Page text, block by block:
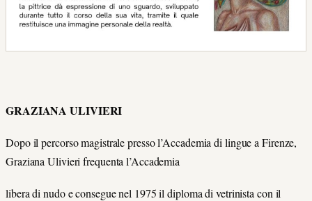
GRAZIANA ULIVIERI
Dopo il percorso magistrale presso l’Accademia di lingue a Firenze,
Graziana Ulivieri frequenta l’Accademia
libera di nudo e consegue nel 1975 il diploma di vetrinista con il